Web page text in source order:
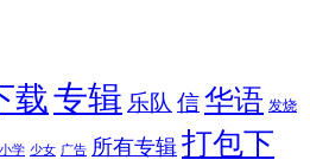
载专辑 乐队 信华语 发烧
小学 少女 广告 所有专辑 打包下